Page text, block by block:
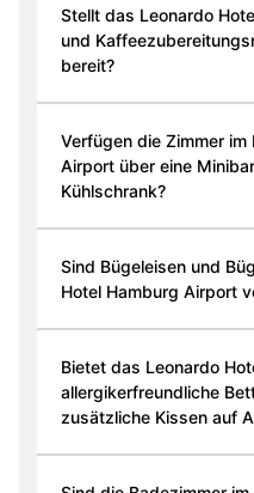
Stellt das Leonardo
und
bereit?
Verfügen die Zimmer
Airport über eine
Kühlschrank?
Sind Bügeleisen und
Hotel Hamburg Airport
Bietet das Leonardo
allergikerfreundliche
zusätzliche Kissen auf